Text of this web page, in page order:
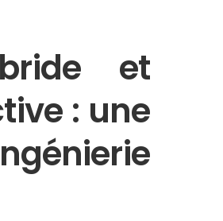
et
: une